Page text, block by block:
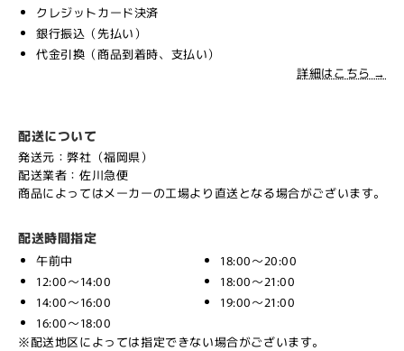
クレジットカード決済
銀行振込（先払い）
代金引換（商品到着時、支払い）
詳細はこちら →
配送について
発送元：弊社（福岡県）
配送業者：佐川急便
商品によってはメーカーの工場より直送となる場合がございます。
配送時間指定
午前中
12:00～14:00
14:00～16:00
16:00～18:00
18:00～20:00
18:00～21:00
19:00～21:00
※配送地区によっては指定できない場合がございます。